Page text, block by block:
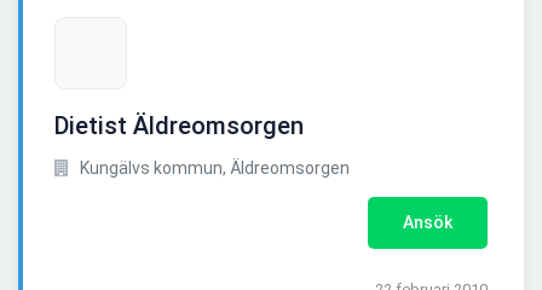
Dietist Äldreomsorgen
Kungälvs kommun, Äldreomsorgen
Ansök